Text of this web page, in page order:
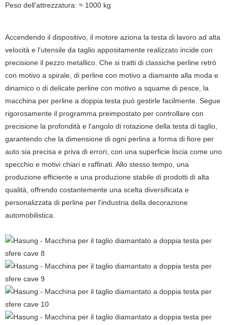
Peso dell'attrezzatura: ≈ 1000 kg
Accendendo il dispositivo, il motore aziona la testa di lavoro ad alta
velocità e l'utensile da taglio appositamente realizzato incide con
precisione il pezzo metallico. Che si tratti di classiche perline retrò
con motivo a spirale, di perline con motivo a diamante alla moda e
dinamico o di delicate perline con motivo a squame di pesce, la
macchina per perline a doppia testa può gestirle facilmente. Segue
rigorosamente il programma preimpostato per controllare con
precisione la profondità e l'angolo di rotazione della testa di taglio,
garantendo che la dimensione di ogni perlina a forma di fiore per
auto sia precisa e priva di errori, con una superficie liscia come uno
specchio e motivi chiari e raffinati. Allo stesso tempo, una
produzione efficiente e una produzione stabile di prodotti di alta
qualità, offrendo costantemente una scelta diversificata e
personalizzata di perline per l'industria della decorazione
automobilistica.